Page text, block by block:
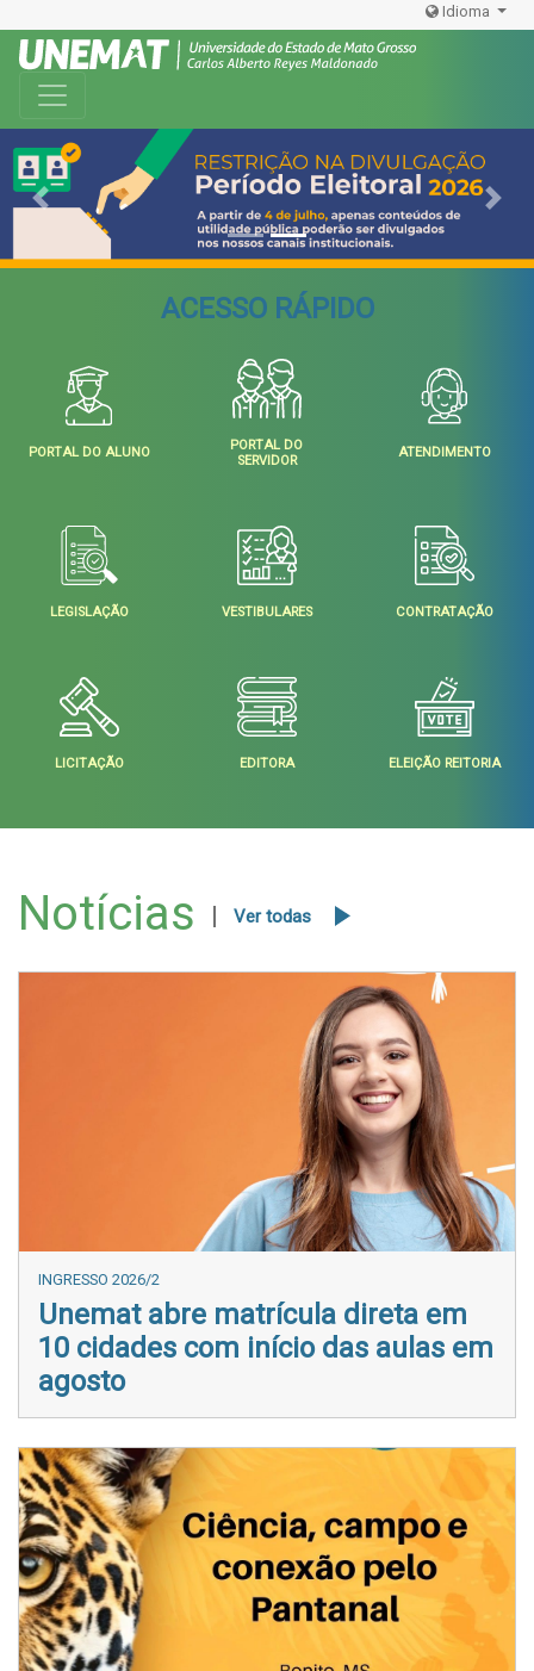
Idioma
Toggle navigation
Previous Next
ACESSO RÁPIDO
PORTAL DO ALUNO
PORTAL DO
SERVIDOR
ATENDIMENTO
LEGISLAÇÃO VESTIBULARES CONTRATAÇÃO
LICITAÇÃO EDITORA ELEIÇÃO REITORIA
Notícias Ver todas
INGRESSO 2026/2
Unemat abre matrícula direta em
10 cidades com início das aulas em
agosto